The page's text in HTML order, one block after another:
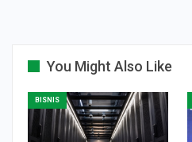
You Might Also Like
BISNIS